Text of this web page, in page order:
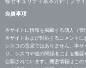
報セキュリティ基本方針
プラ
免責事項
本サイトに情報を掲載する個人（管
本サイトおよび対応するコメントに
シスコの意見ではありません。本
り、シスコや他の関係者による推
公開されています。機密情報はこ